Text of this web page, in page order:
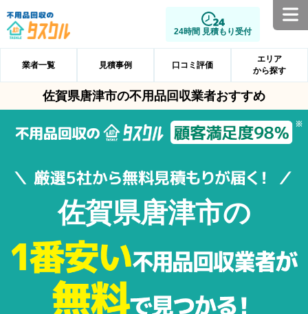
24時間 見積もり受付
業者一覧 見積事例 口コミ評価
エリア
から探す
佐賀県唐津市の不用品回収業者おすすめ
佐賀県唐津市の